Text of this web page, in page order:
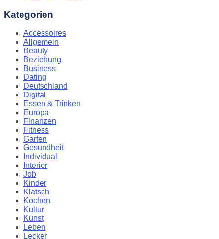
Kategorien
Accessoires
Allgemein
Beauty
Beziehung
Business
Dating
Deutschland
Digital
Essen & Trinken
Europa
Finanzen
Fitness
Garten
Gesundheit
Individual
Interior
Job
Kinder
Klatsch
Kochen
Kultur
Kunst
Leben
Lecker